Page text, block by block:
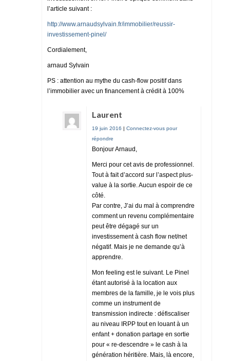
l’article suivant :
http://www.arnaudsylvain.fr/immobilier/reussir-
investissement-pinel/
Cordialement,
arnaud Sylvain
PS : attention au mythe du cash-flow positif dans
l’immobilier avec un financement à crédit à 100%
Laurent
19 juin 2016 | Connectez-vous pour
répondre
Bonjour Arnaud,
Merci pour cet avis de professionnel.
Tout à fait d’accord sur l’aspect plus-
value à la sortie. Aucun espoir de ce
côté.
Par contre, J’ai du mal à comprendre
comment un revenu complémentaire
peut être dégagé sur un
investissement à cash flow net/net
négatif. Mais je ne demande qu’à
apprendre.
Mon feeling est le suivant. Le Pinel
étant autorisé à la location aux
membres de la famille, je le vois plus
comme un instrument de
transmission indirecte : défiscaliser
au niveau IRPP tout en louant à un
enfant + donation partage en sortie
pour « re-descendre » le cash à la
génération héritière. Mais, là encore,